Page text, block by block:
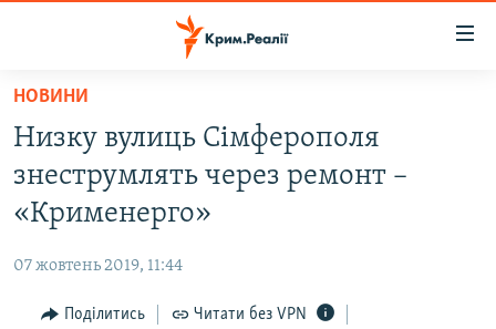
Перейти
основного
матеріалу
Перейти
до
основної
Перейти
ВОДА.КРИМ
ВІДЕО ТА ФОТО
БЛОГИ
ПОГЛЯД
НОВИНИ
Низку вулиць Сімферополя
знеструмлять через ремонт –
«Крименерго»
07 жовтень 2019, 11:44
Поділитись Читати без VPN